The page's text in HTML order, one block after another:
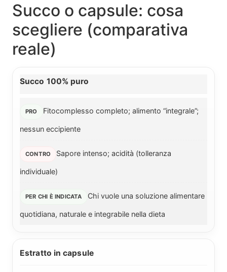
Succo o capsule: cosa
scegliere (comparativa
reale)
Succo 100% puro
Fitocomplesso completo; alimento “integrale”;
nessun eccipiente
Sapore intenso; acidità (tolleranza
individuale)
Chi vuole una soluzione alimentare
quotidiana, naturale e integrabile nella dieta
Estratto in capsule